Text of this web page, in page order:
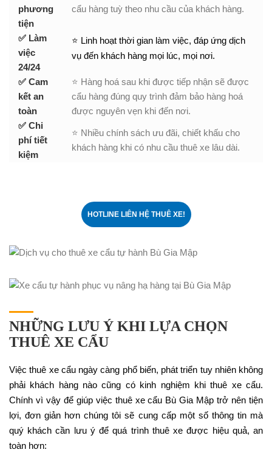
phương
tiện
cẩu hàng tuỳ theo nhu cầu của khách hàng.
✅ Làm
việc
24/24
⭐ Linh hoạt thời gian làm việc, đáp ứng dịch
vụ đến khách hàng mọi lúc, mọi nơi.
✅ Cam
kết an
toàn
⭐ Hàng hoá sau khi được tiếp nhận sẽ được
cẩu hàng đúng quy trình đảm bảo hàng hoá
được nguyên vẹn khi đến nơi.
✅ Chi
phí tiết
kiệm
⭐ Nhiều chính sách ưu đãi, chiết khấu cho
khách hàng khi có nhu cầu thuê xe lâu dài.
HOTLINE LIÊN HỆ THUÊ XE!
NHỮNG LƯU Ý KHI LỰA CHỌN
THUÊ XE CẨU
Việc thuê xe cẩu ngày càng phổ biến, phát triển tuy nhiên không
phải khách hàng nào cũng có kinh nghiệm khi thuê xe cẩu.
Chính vì vậy để giúp việc thuê xe cẩu Bù Gia Mập trở nên tiện
lợi, đơn giản hơn chúng tôi sẽ cung cấp một số thông tin mà
quý khách cần lưu ý để quá trình thuê xe được hiệu quả, an
toàn hơn: